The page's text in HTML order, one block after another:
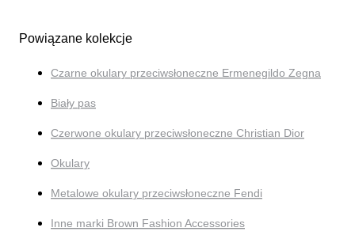
Powiązane kolekcje
Czarne okulary przeciwsłoneczne Ermenegildo Zegna
Biały pas
Czerwone okulary przeciwsłoneczne Christian Dior
Okulary
Metalowe okulary przeciwsłoneczne Fendi
Inne marki Brown Fashion Accessories